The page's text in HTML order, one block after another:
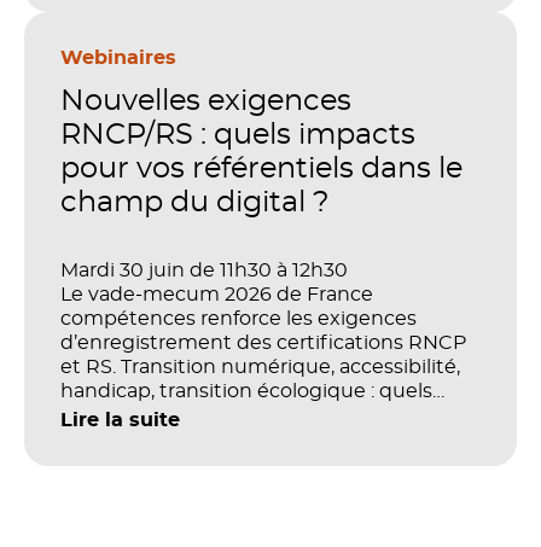
stratégique. Mais comment démontrer
investissements sur les compétences, la
productivité et la performance des
Webinaires
Nouvelles exigences
RNCP/RS : quels impacts
pour vos référentiels dans le
champ du digital ?
Mardi 30 juin de 11h30 à 12h30
Le vade-mecum 2026 de France
compétences renforce les exigences
d’enregistrement des certifications RNCP
et RS. Transition numérique, accessibilité,
handicap, transition écologique : quels
impacts concrets pour les référentiels dans
Lire la suite